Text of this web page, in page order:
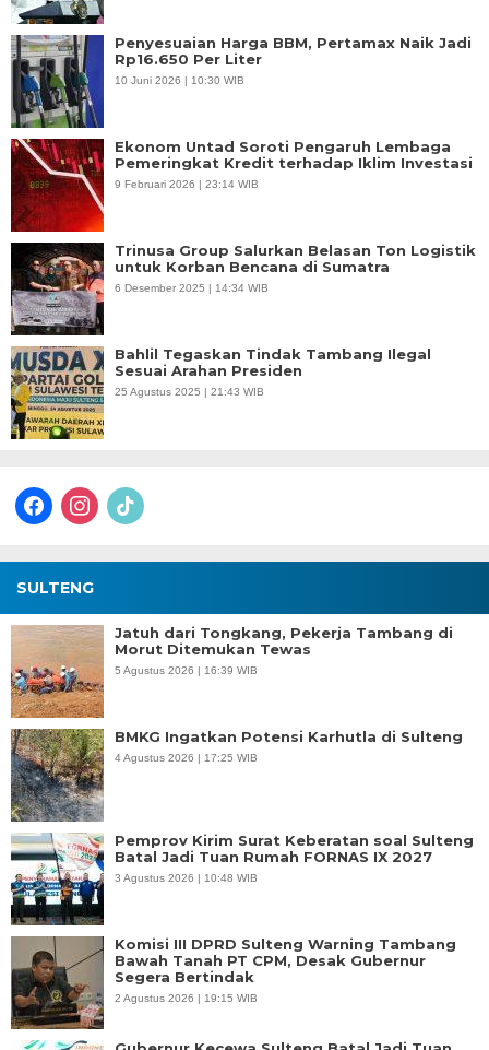
Penyesuaian Harga BBM, Pertamax Naik Jadi
Rp16.650 Per Liter
10 Juni 2026 | 10:30 WIB
Ekonom Untad Soroti Pengaruh Lembaga
Pemeringkat Kredit terhadap Iklim Investasi
9 Februari 2026 | 23:14 WIB
Trinusa Group Salurkan Belasan Ton Logistik
untuk Korban Bencana di Sumatra
6 Desember 2025 | 14:34 WIB
Bahlil Tegaskan Tindak Tambang Ilegal
Sesuai Arahan Presiden
25 Agustus 2025 | 21:43 WIB
facebookinstagram
tiktok
SULTENG
Jatuh dari Tongkang, Pekerja Tambang di
Morut Ditemukan Tewas
5 Agustus 2026 | 16:39 WIB
BMKG Ingatkan Potensi Karhutla di Sulteng
4 Agustus 2026 | 17:25 WIB
Pemprov Kirim Surat Keberatan soal Sulteng
Batal Jadi Tuan Rumah FORNAS IX 2027
3 Agustus 2026 | 10:48 WIB
Komisi III DPRD Sulteng Warning Tambang
Bawah Tanah PT CPM, Desak Gubernur
Segera Bertindak
2 Agustus 2026 | 19:15 WIB